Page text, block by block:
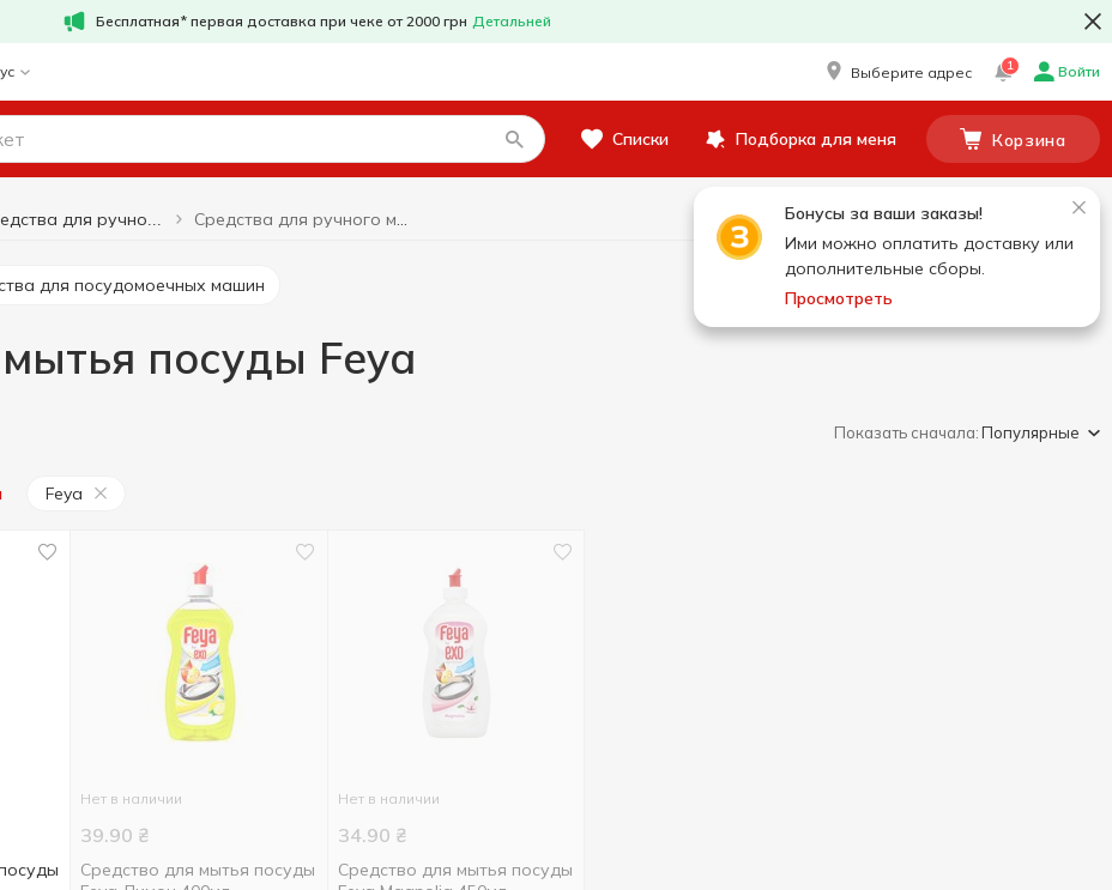
Бесплатная* первая доставка при чеке от 2000 грн Детальней
Выберите адрес 1 Войти
Списки Подборка для меня Корзина
Бонусы за ваши заказы!
Ими можно оплатить доставку или
дополнительные сборы.
Просмотреть
Средства для ручного мытья посуды Feya
для посудомоечных машин
посуды Feya
Показать сначала:Популярные
Feya
Нет в наличии
39.90 ₴
Средство для мытья посуды
Нет в наличии
34.90 ₴
Средство для мытья посуды